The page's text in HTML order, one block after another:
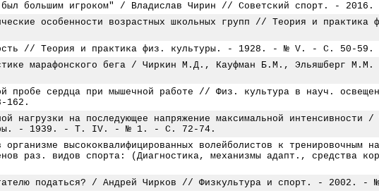
большим игроком" / Владислав Чирин // Советский спорт. -
особенности возрастных школьных групп // Теория и
// Теория и практика физ. культуры. - 1928. - № V. - С. 50-59.
марафонского бега / Чиркин М.Д., Кауфман Б.М., Эльяшберг
пробе сердца при мышечной работе // Физ. культура в науч.
162.
нагрузки на последующее напряжение максимальной
- 1939. - Т. IV. - № 1. - С. 72-74.
высококвалифицированных волейболистов к тренировочным
раз. видов спорта: (Диагностика, механизмы адапт.,
податься? / Андрей Чирков // Физкультура и спорт. - 2002.